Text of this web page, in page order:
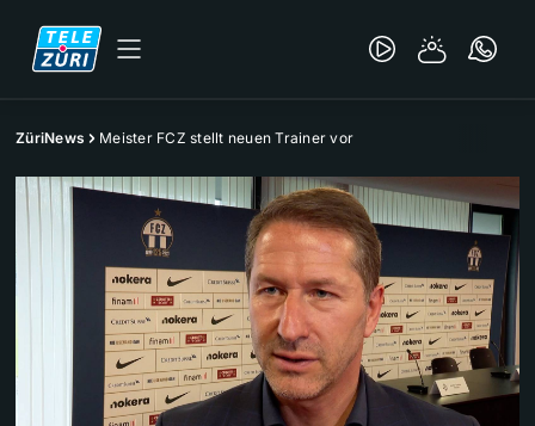
ZüriNews Meister FCZ stellt neuen Trainer vor